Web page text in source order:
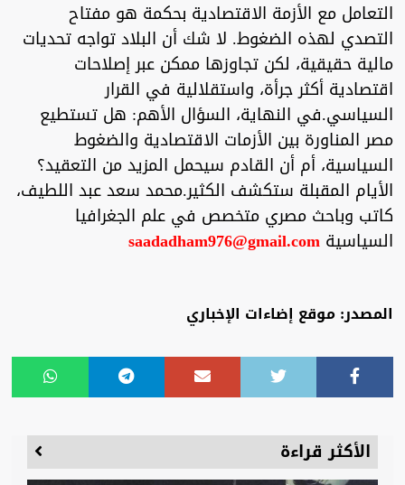
التعامل مع الأزمة الاقتصادية بحكمة هو مفتاح
التصدي لهذه الضغوط. لا شك أن البلاد تواجه تحديات
مالية حقيقية، لكن تجاوزها ممكن عبر إصلاحات
اقتصادية أكثر جرأة، واستقلالية في القرار
السياسي.في النهاية، السؤال الأهم: هل تستطيع
مصر المناورة بين الأزمات الاقتصادية والضغوط
السياسية، أم أن القادم سيحمل المزيد من التعقيد؟
الأيام المقبلة ستكشف الكثير.محمد سعد عبد اللطيف،
كاتب وباحث مصري متخصص في علم الجغرافيا
السياسيةsaadadham976@gmail.com
المصدر: موقع إضاءات الإخباري
الأكثر قراءة